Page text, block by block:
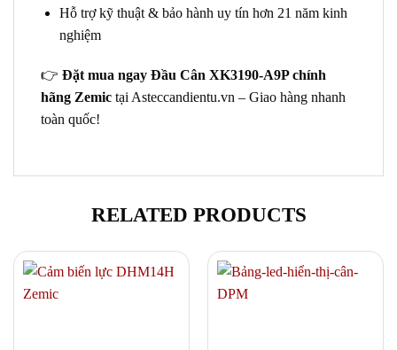
Hỗ trợ kỹ thuật & bảo hành uy tín hơn 21 năm kinh
nghiệm
👉 Đặt mua ngay Đầu Cân XK3190-A9P chính
hãng Zemic tại Asteccandientu.vn – Giao hàng nhanh
toàn quốc!
RELATED PRODUCTS